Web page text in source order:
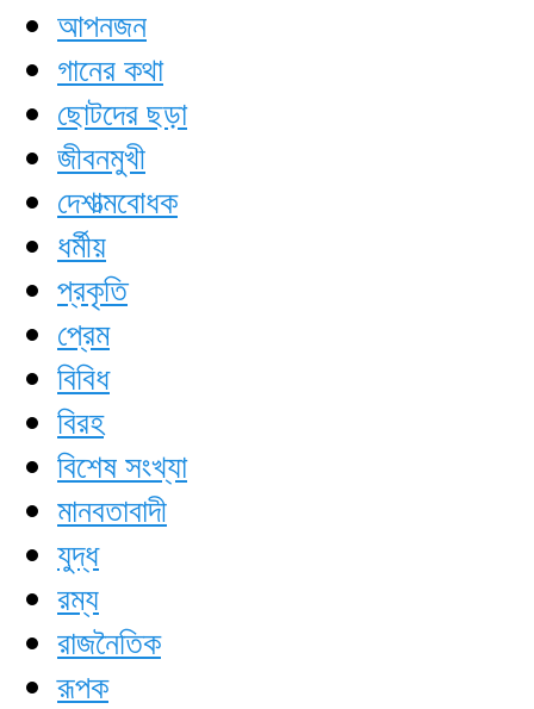
আপনজন
গানের কথা
ছোটদের ছড়া
জীবনমুখী
দেশাত্মবোধক
ধর্মীয়
প্রকৃতি
প্রেম
বিবিধ
বিরহ
বিশেষ সংখ্যা
মানবতাবাদী
যুদ্ধ
রম্য
রাজনৈতিক
রূপক